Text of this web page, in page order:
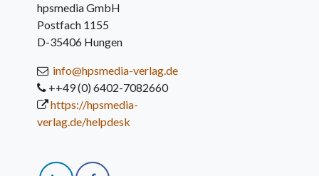
hpsmedia GmbH
Postfach 1155
D-35406 Hungen
info@hpsmedia-verlag.de
++49 (0) 6402-7082660
https://hpsmedia-
verlag.de/helpdesk